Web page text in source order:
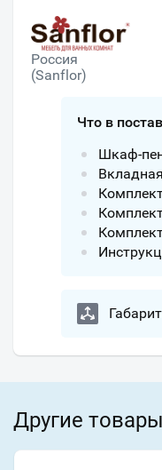
Россия
(Sanflor)
Что в
Шкаф-
Другие